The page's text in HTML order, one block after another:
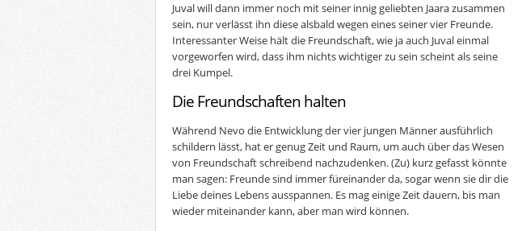
Juval will dann immer noch mit seiner innig geliebten Jaara zusammen
sein, nur verlässt ihn diese alsbald wegen eines seiner vier Freunde.
Interessanter Weise hält die Freundschaft, wie ja auch Juval einmal
vorgeworfen wird, dass ihm nichts wichtiger zu sein scheint als seine
drei Kumpel.
Die Freundschaften halten
Während Nevo die Entwicklung der vier jungen Männer ausführlich
schildern lässt, hat er genug Zeit und Raum, um auch über das Wesen
von Freundschaft schreibend nachzudenken. (Zu) kurz gefasst könnte
man sagen: Freunde sind immer füreinander da, sogar wenn sie dir die
Liebe deines Lebens ausspannen. Es mag einige Zeit dauern, bis man
wieder miteinander kann, aber man wird können.